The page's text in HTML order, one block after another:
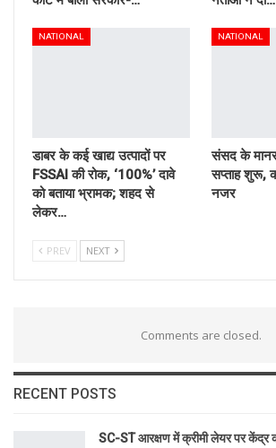
NATIONAL
डाबर के कई खाद्य उत्पादों पर
FSSAI की रोक, ‘100%’ दावे
को बताया भ्रामक; शहद से
लेकर…
NATIONAL
संसद के
सप्ताह शुरू,
नजर
PREV NEXT
Comments are closed.
RECENT POSTS
SC-ST आरक्षण में क्रीमी लेयर पर